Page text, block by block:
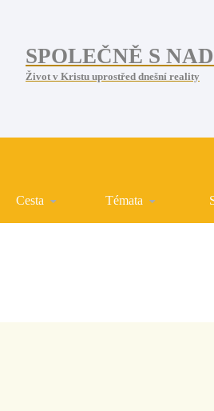
SPOLEČNĚ S
Život v Kristu uprostřed dnešní reality
Cesta Témata